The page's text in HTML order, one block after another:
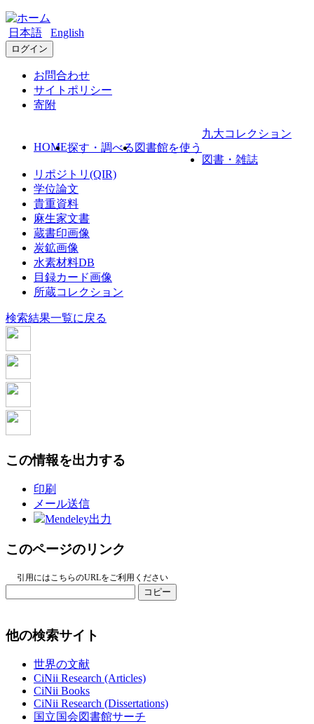
日本語 English
ログイン
お問合わせ
サイトポリシー
寄附
HOME探す・調べる 図書館を使う
九大コレクション
図書・雑誌
リポジトリ(QIR)
学位論文
貴重資料
麻生家文書
蔵書印画像
炭鉱画像
水素材料DB
目録カード画像
所蔵コレクション
検索結果一覧に戻る
この情報を出力する
印刷
メール送信
Mendeley出力
このページのリンク
引用にはこちらのURLをご利用ください
コピー
他の検索サイト
世界の文献
CiNii Research (Articles)
CiNii Books
CiNii Research (Dissertations)
国立国会図書館サーチ